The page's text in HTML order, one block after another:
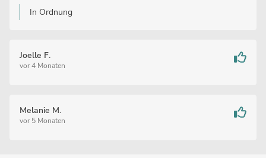
In Ordnung
Joelle F.
vor 4 Monaten
Melanie M.
vor 5 Monaten